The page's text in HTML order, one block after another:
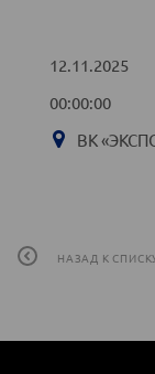
12.11.2025
00:00:00
ВК
НАЗАД К